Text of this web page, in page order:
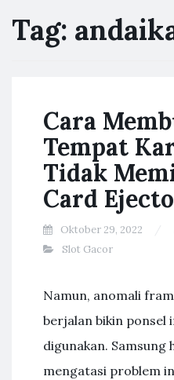
Tag:
Cara
Tempat
Tidak
Card
Oktober 29, 2022
Slot Gacor
Namun, anomali
berjalan bikin ponsel
digunakan. Samsung
mengatasi problem